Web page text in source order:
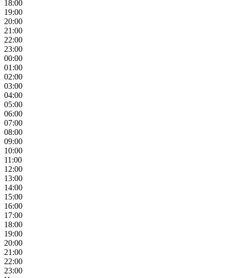
18:00
19:00
20:00
21:00
22:00
23:00
00:00
01:00
02:00
03:00
04:00
05:00
06:00
07:00
08:00
09:00
10:00
11:00
12:00
13:00
14:00
15:00
16:00
17:00
18:00
19:00
20:00
21:00
22:00
23:00